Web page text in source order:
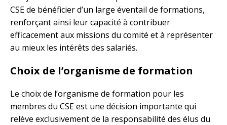
CSE de bénéficier d’un large éventail de formations,
renforçant ainsi leur capacité à contribuer
efficacement aux missions du comité et à représenter
au mieux les intérêts des salariés.
Choix de l’organisme de formation
Le choix de l’organisme de formation pour les
membres du CSE est une décision importante qui
relève exclusivement de la responsabilité des élus du